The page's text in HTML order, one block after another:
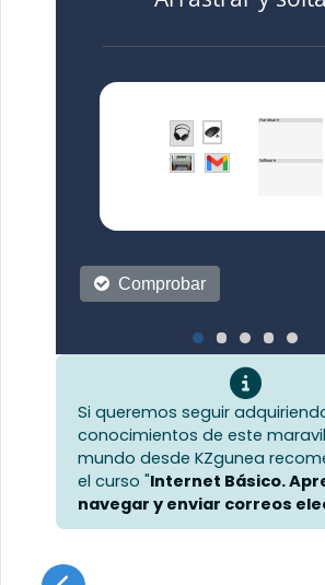
Si queremos seguir
conocimientos de este
mundo desde KZgunea
el curso "Internet Básico.
navegar y enviar correos